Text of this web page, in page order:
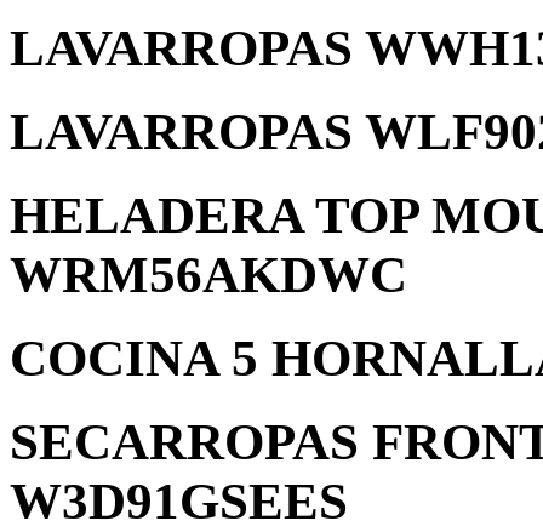
LAVARROPAS
LAVARROPAS
HELADERA TOP
WRM56AKDWC
COCINA 5
SECARROPAS
W3D91GSEES